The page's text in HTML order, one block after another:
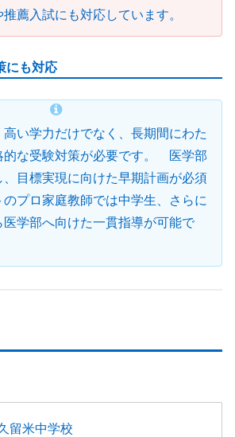
薦入試にも対応しています。
にも対応
高い学力だけでなく、長期間にわた
的な受験対策が必要です。 医学部
目標実現に向けた早期計画が必須
プロ家庭教師では中学生、さらに
学部へ向けた一貫指導が可能で
留米中学校